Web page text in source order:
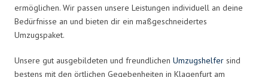
ermöglichen. Wir passen unsere Leistungen individuell an deine
Bedürfnisse an und bieten dir ein maßgeschneidertes
Umzugspaket.
Unsere gut ausgebildeten und freundlichen Umzugshelfer sind
bestens mit den örtlichen Gegebenheiten in Klagenfurt am